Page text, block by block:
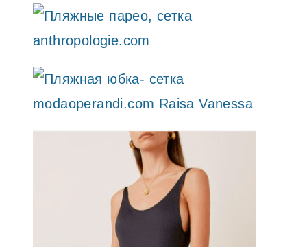
anthropologie.com
modaoperandi.com Raisa Vanessa